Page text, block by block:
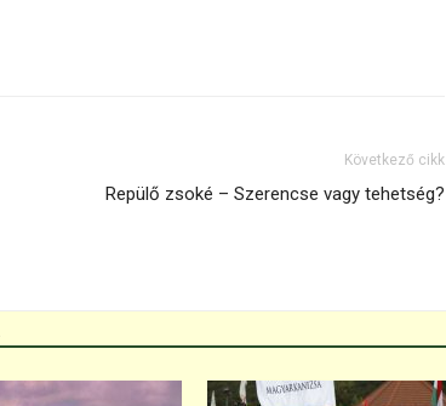
Következő cikk
Repülő zsoké – Szerencse vagy tehetség?